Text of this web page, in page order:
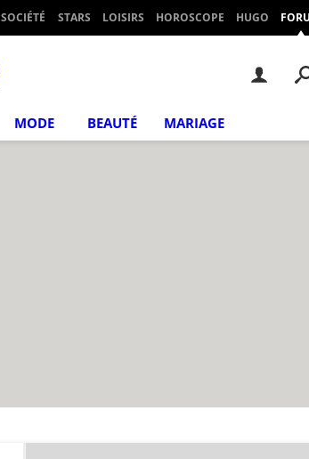
SOCIÉTÉ STARS LOISIRS HOROSCOPE HUGO
MODE BEAUTÉ MARIAGE